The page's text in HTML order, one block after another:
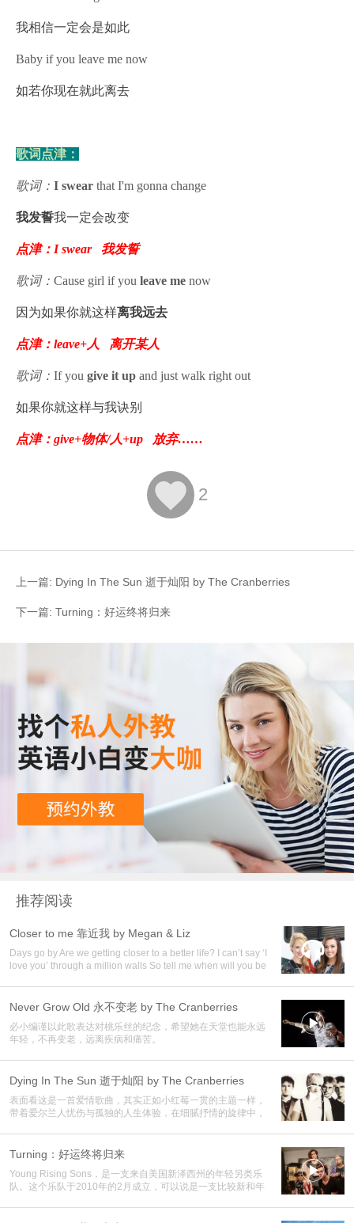
我相信一定会是如此
Baby if you leave me now
如若你现在就此离去
歌词点津：
歌词： I swear that I'm gonna change
我发誓我一定会改变
点津： I swear 我发誓
歌词： Cause girl if you leave me now
因为如果你就这样离我远去
点津： leave+人 离开某人
歌词： If you give it up and just walk right out
如果你就这样与我诀别
点津： give+物体/人+up 放弃……
 2
上一篇: Dying In The Sun 逝于灿阳 by The Cranberries
下一篇: Turning：好运终将归来
推荐阅读

Closer to me 靠近我 by Megan & Liz
Days go by Are we getting closer to a better life? I can’t say ‘I
love you’ through a million walls So tell me when will you be

Never Grow Old 永不变老 by The Cranberries
必小编谨以此歌表达对桃乐丝的纪念，希望她在天堂也能永远
年轻，不再变老，远离疾病和痛苦。

Dying In The Sun 逝于灿阳 by The Cranberries
表面看这是一首爱情歌曲，其实正如小红莓一贯的主题一样，
带着爱尔兰人忧伤与孤独的人生体验，在细腻抒情的旋律中，

Turning：好运终将归来
Young Rising Sons，是一支来自美国新泽西州的年轻另类乐
队。这个乐队于2010年的2月成立，可以说是一支比较新和年